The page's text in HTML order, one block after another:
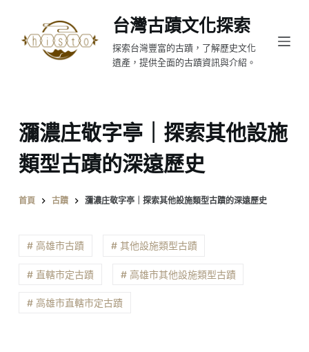
至
台灣古蹟文化探索
探索台灣豐富的古蹟，了解歷史文化
遺產，提供全面的古蹟資訊與介紹。
瀰濃庄敬字亭｜探索其他設施
類型古蹟的深遠歷史
首頁 古蹟 瀰濃庄敬字亭｜探索其他設施類型古蹟的深遠歷史
# 高雄市古蹟 # 其他設施類型古蹟
# 直轄市定古蹟 # 高雄市其他設施類型古蹟
# 高雄市直轄市定古蹟